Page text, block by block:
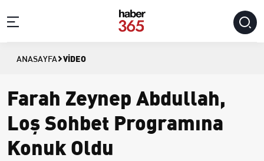
ANASAYFA VIDEO
Farah Zeynep Abdullah,
Loş Sohbet Programına
Konuk Oldu